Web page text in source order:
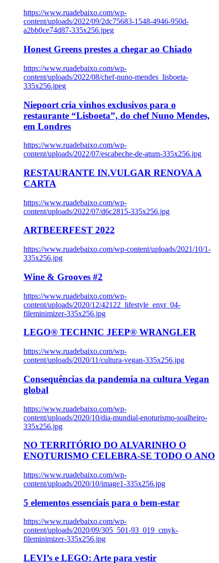
https://www.ruadebaixo.com/wp-
content/uploads/2022/09/2dc75683-1548-4946-950d-
a2bb0ce74d87-335x256.jpeg
Honest Greens prestes a chegar ao Chiado
https://www.ruadebaixo.com/wp-
content/uploads/2022/08/chef-nuno-mendes_lisboeta-
335x256.jpeg
Niepoort cria vinhos exclusivos para o
restaurante “Lisboeta”, do chef Nuno Mendes,
em Londres
https://www.ruadebaixo.com/wp-
content/uploads/2022/07/escabeche-de-atum-335x256.jpg
RESTAURANTE IN.VULGAR RENOVA A
CARTA
https://www.ruadebaixo.com/wp-
content/uploads/2022/07/d6c2815-335x256.jpg
ARTBEERFEST 2022
https://www.ruadebaixo.com/wp-content/uploads/2021/10/1-
335x256.jpg
Wine & Grooves #2
https://www.ruadebaixo.com/wp-
content/uploads/2020/12/42122_lifestyle_envr_04-
fileminimizer-335x256.jpg
LEGO® TECHNIC JEEP® WRANGLER
https://www.ruadebaixo.com/wp-
content/uploads/2020/11/cultura-vegan-335x256.jpg
Consequências da pandemia na cultura Vegan
global
https://www.ruadebaixo.com/wp-
content/uploads/2020/10/dia-mundial-enoturismo-soalheiro-
335x256.jpg
NO TERRITÓRIO DO ALVARINHO O
ENOTURISMO CELEBRA-SE TODO O ANO
https://www.ruadebaixo.com/wp-
content/uploads/2020/10/image1-335x256.jpg
5 elementos essenciais para o bem-estar
https://www.ruadebaixo.com/wp-
content/uploads/2020/09/305_501-93_019_cmyk-
fileminimizer-335x256.jpg
LEVI’s e LEGO: Arte para vestir